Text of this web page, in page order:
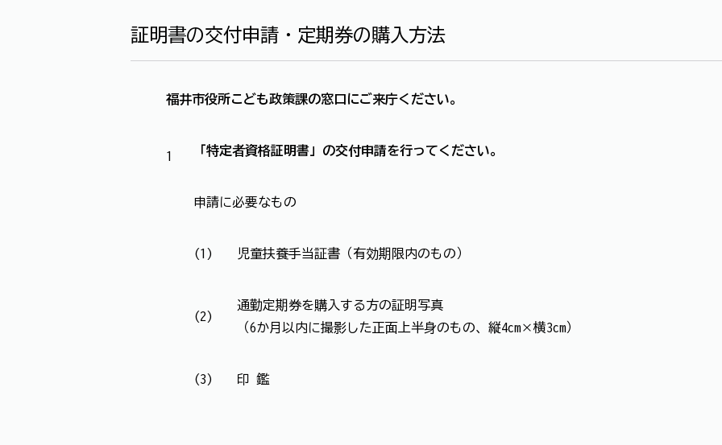
証明書の交付申請・定期券の購入方法
福井市役所こども政策課の窓口 にご来庁ください。
1 「特定者資格証明書」の交付申請を行ってください。
申請に必要なもの
(1) 児童扶養手当証書（有効期限内のもの）
(2)
通勤定期券を購入する方の証明写真
（6か月以内に撮影した正面上半身のもの、縦4cm×横3cm）
(3) 印 鑑